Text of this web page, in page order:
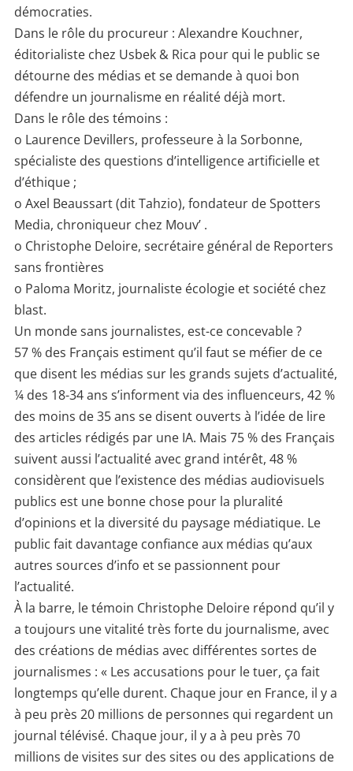
démocraties.
Dans le rôle du procureur : Alexandre Kouchner,
éditorialiste chez Usbek & Rica pour qui le public se
détourne des médias et se demande à quoi bon
défendre un journalisme en réalité déjà mort.
Dans le rôle des témoins :
o Laurence Devillers, professeure à la Sorbonne,
spécialiste des questions d’intelligence artificielle et
d’éthique ;
o Axel Beaussart (dit Tahzio), fondateur de Spotters
Media, chroniqueur chez Mouv’ .
o Christophe Deloire, secrétaire général de Reporters
sans frontières
o Paloma Moritz, journaliste écologie et société chez
blast.
Un monde sans journalistes, est-ce concevable ?
57 % des Français estiment qu’il faut se méfier de ce
que disent les médias sur les grands sujets d’actualité,
¼ des 18-34 ans s’informent via des influenceurs, 42 %
des moins de 35 ans se disent ouverts à l’idée de lire
des articles rédigés par une IA. Mais 75 % des Français
suivent aussi l’actualité avec grand intérêt, 48 %
considèrent que l’existence des médias audiovisuels
publics est une bonne chose pour la pluralité
d’opinions et la diversité du paysage médiatique. Le
public fait davantage confiance aux médias qu’aux
autres sources d’info et se passionnent pour
l’actualité.
À la barre, le témoin Christophe Deloire répond qu’il y
a toujours une vitalité très forte du journalisme, avec
des créations de médias avec différentes sortes de
journalismes : « Les accusations pour le tuer, ça fait
longtemps qu’elle durent. Chaque jour en France, il y a
à peu près 20 millions de personnes qui regardent un
journal télévisé. Chaque jour, il y a à peu près 70
millions de visites sur des sites ou des applications de